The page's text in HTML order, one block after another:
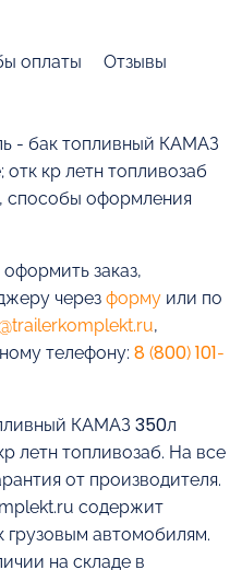
оплаты
Отзывы
- бак топливный КАМАЗ
кр летн топливозаб
, способы оформления
заказ,
через форму или по
,
телефону: 8 (800) 101-
КАМАЗ 350л
летн топливозаб. На все
от производителя.
содержит
грузовым автомобилям.
на складе в